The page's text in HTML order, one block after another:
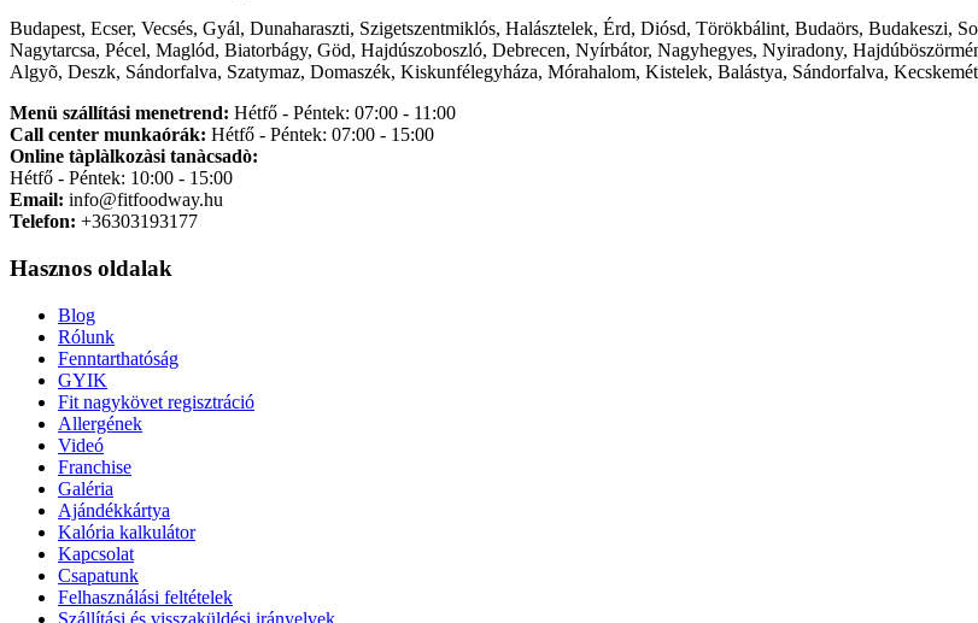
Budapest, Ecser, Vecsés, Gyál, Dunaharaszti, Szigetszentmiklós, Halásztelek, Érd, Diósd, Törökbálint, Budaörs, Budakeszi,
Nagytarcsa, Pécel, Maglód, Biatorbágy, Göd, Hajdúszoboszló, Debrecen, Nyírbátor, Nagyhegyes, Nyiradony,
Algyõ, Deszk, Sándorfalva, Szatymaz, Domaszék, Kiskunfélegyháza, Mórahalom, Kistelek, Balástya, Sándorfalva,
Menü szállítási menetrend: Hétfő - Péntek: 07:00 - 11:00
Call center munkaórák: Hétfő - Péntek: 07:00 - 15:00
Online tàplàlkozàsi tanàcsadò:
Hétfő - Péntek: 10:00 - 15:00
Email: info@fitfoodway.hu
Telefon: +36303193177
Hasznos oldalak
Blog
Rólunk
Fenntarthatóság
GYIK
Fit nagykövet regisztráció
Allergének
Videó
Franchise
Galéria
Ajándékkártya
Kalória kalkulátor
Kapcsolat
Csapatunk
Felhasználási feltételek
Szállítási és visszaküldési irányelvek